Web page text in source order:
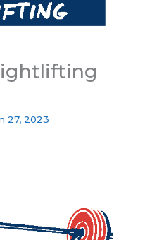
27, 2023